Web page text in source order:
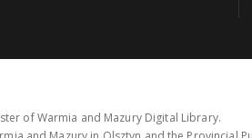
of Warmia and Mazury Digital Library.